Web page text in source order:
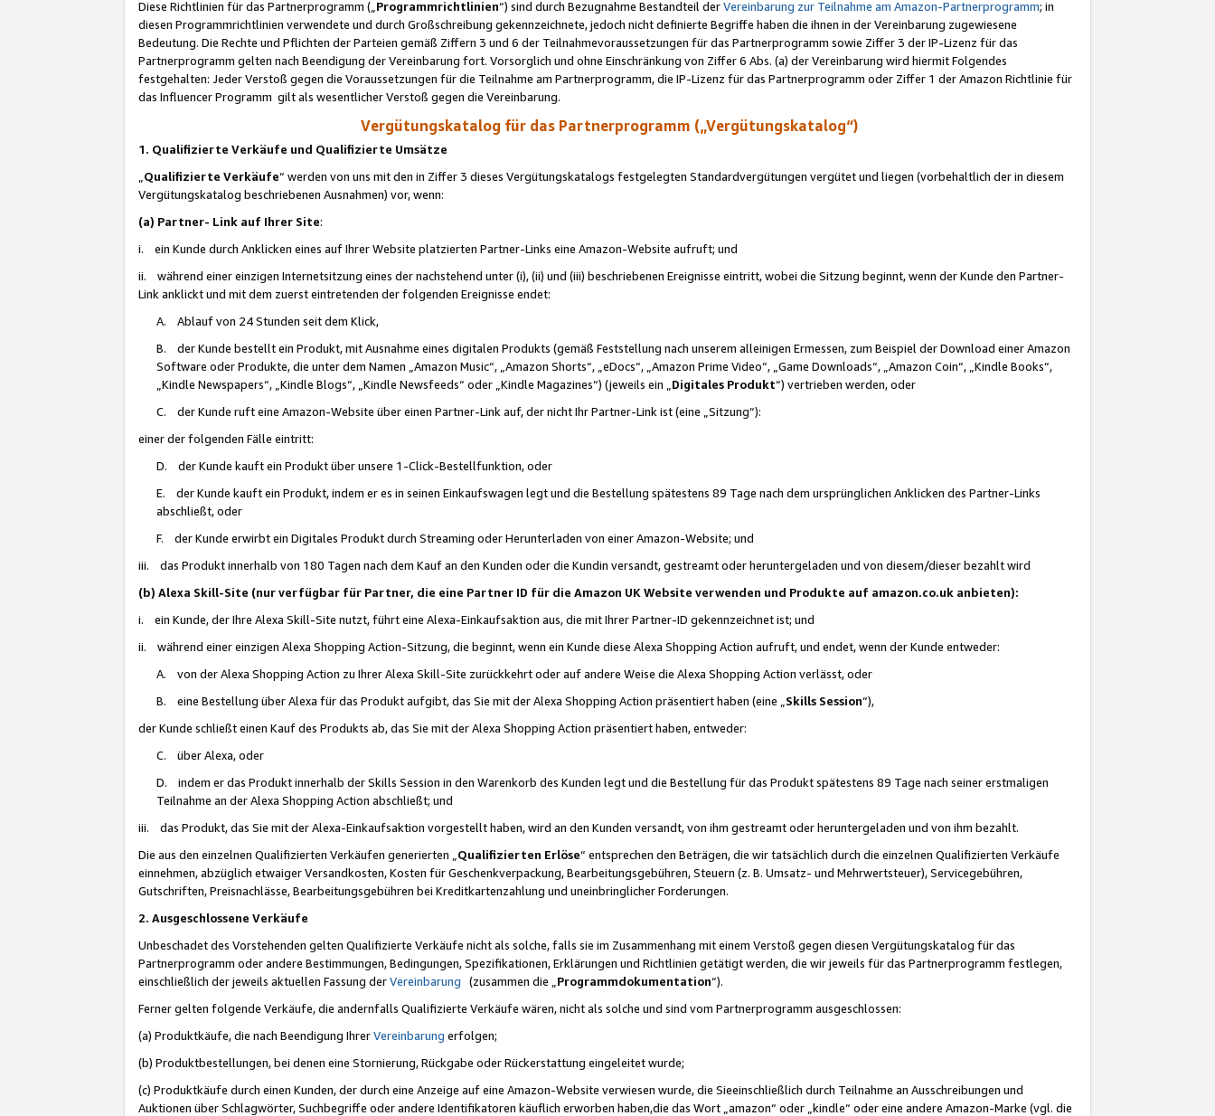
Diese Richtlinien für das Partnerprogramm („Programmrichtlinien“) sind durch Bezugnahme Bestandteil derVereinbarung zur Teilnahme am Amazon-Partnerprogramm; in
diesen Programmrichtlinien verwendete und durch Großschreibung gekennzeichnete, jedoch nicht definierte Begriffe haben die ihnen in der Vereinbarung zugewiesene
Bedeutung. Die Rechte und Pflichten der Parteien gemäß Ziffern 3 und 6 der Teilnahmevoraussetzungen für das Partnerprogramm sowie Ziffer 3 der IP-Lizenz für das
Partnerprogramm gelten nach Beendigung der Vereinbarung fort. Vorsorglich und ohne Einschränkung von Ziffer 6 Abs. (a) der Vereinbarung wird hiermit Folgendes
festgehalten: Jeder Verstoß gegen die Voraussetzungen für die Teilnahme am Partnerprogramm, die IP-Lizenz für das Partnerprogramm oder Ziffer 1 der Amazon Richtlinie für
das Influencer Programm gilt als wesentlicher Verstoß gegen die Vereinbarung.
Vergütungskatalog für das Partnerprogramm („Vergütungskatalog“)
1. Qualifizierte Verkäufe und Qualifizierte Umsätze
Qualifizierte Verkäufe“ werden von uns mit den in Ziffer 3 dieses Vergütungskatalogs festgelegten Standardvergütungen vergütet und liegen (vorbehaltlich der in diesem
Vergütungskatalog beschriebenen Ausnahmen) vor, wenn:
(a) Partner- Link auf Ihrer Site:
i. ein Kunde durch Anklicken eines auf Ihrer Website platzierten Partner-Links eine Amazon-Website aufruft; und
ii. während einer einzigen Internetsitzung eines der nachstehend unter (i), (ii) und (iii) beschriebenen Ereignisse eintritt, wobei die Sitzung beginnt, wenn der Kunde den Partner-
Link anklickt und mit dem zuerst eintretenden der folgenden Ereignisse endet:
A. Ablauf von 24 Stunden seit dem Klick,
B. der Kunde bestellt ein Produkt, mit Ausnahme eines digitalen Produkts (gemäß Feststellung nach unserem alleinigen Ermessen, zum Beispiel der Download einer Amazon
Software oder Produkte, die unter dem Namen „Amazon Music“, „Amazon Shorts“, „eDocs“, „Amazon Prime Video“, „Game Downloads“, „Amazon Coin“, „Kindle Books“,
„Kindle Newspapers“, „Kindle Blogs“, „Kindle Newsfeeds“ oder „Kindle Magazines“) (jeweils ein „ Digitales Produkt“) vertrieben werden, oder
C. der Kunde ruft eine Amazon-Website über einen Partner-Link auf, der nicht Ihr Partner-Link ist (eine „Sitzung“):
einer der folgenden Fälle eintritt:
D. der Kunde kauft ein Produkt über unsere 1-Click-Bestellfunktion, oder
E. der Kunde kauft ein Produkt, indem er es in seinen Einkaufswagen legt und die Bestellung spätestens 89 Tage nach dem ursprünglichen Anklicken des Partner-Links
abschließt, oder
F. der Kunde erwirbt ein Digitales Produkt durch Streaming oder Herunterladen von einer Amazon-Website; und
iii. das Produkt innerhalb von 180 Tagen nach dem Kauf an den Kunden oder die Kundin versandt, gestreamt oder heruntergeladen und von diesem/dieser bezahlt wird
(b) Alexa Skill-Site (nur verfügbar für Partner, die eine Partner ID für die Amazon UK Website verwenden und Produkte auf amazon.co.uk anbieten):
i. ein Kunde, der Ihre Alexa Skill-Site nutzt, führt eine Alexa-Einkaufsaktion aus, die mit Ihrer Partner-ID gekennzeichnet ist; und
ii. während einer einzigen Alexa Shopping Action-Sitzung, die beginnt, wenn ein Kunde diese Alexa Shopping Action aufruft, und endet, wenn der Kunde entweder:
A. von der Alexa Shopping Action zu Ihrer Alexa Skill-Site zurückkehrt oder auf andere Weise die Alexa Shopping Action verlässt, oder
B. eine Bestellung über Alexa für das Produkt aufgibt, das Sie mit der Alexa Shopping Action präsentiert haben (eine „ Skills Session“),
der Kunde schließt einen Kauf des Produkts ab, das Sie mit der Alexa Shopping Action präsentiert haben, entweder:
C. über Alexa, oder
D. indem er das Produkt innerhalb der Skills Session in den Warenkorb des Kunden legt und die Bestellung für das Produkt spätestens 89 Tage nach seiner erstmaligen
Teilnahme an der Alexa Shopping Action abschließt; und
iii. das Produkt, das Sie mit der Alexa-Einkaufsaktion vorgestellt haben, wird an den Kunden versandt, von ihm gestreamt oder heruntergeladen und von ihm bezahlt.
Die aus den einzelnen Qualifizierten Verkäufen generierten „ Qualifizierten Erlöse“ entsprechen den Beträgen, die wir tatsächlich durch die einzelnen Qualifizierten Verkäufe
einnehmen, abzüglich etwaiger Versandkosten, Kosten für Geschenkverpackung, Bearbeitungsgebühren, Steuern (z. B. Umsatz- und Mehrwertsteuer), Servicegebühren,
Gutschriften, Preisnachlässe, Bearbeitungsgebühren bei Kreditkartenzahlung und uneinbringlicher Forderungen.
2. Ausgeschlossene Verkäufe
Unbeschadet des Vorstehenden gelten Qualifizierte Verkäufe nicht als solche, falls sie im Zusammenhang mit einem Verstoß gegen diesen Vergütungskatalog für das
Partnerprogramm oder andere Bestimmungen, Bedingungen, Spezifikationen, Erklärungen und Richtlinien getätigt werden, die wir jeweils für das Partnerprogramm festlegen,
einschließlich der jeweils aktuellen Fassung derVereinbarung (zusammen die „ Programmdokumentation“).
Ferner gelten folgende Verkäufe, die andernfalls Qualifizierte Verkäufe wären, nicht als solche und sind vom Partnerprogramm ausgeschlossen:
(a) Produktkäufe, die nach Beendigung IhrerVereinbarung erfolgen;
(b) Produktbestellungen, bei denen eine Stornierung, Rückgabe oder Rückerstattung eingeleitet wurde;
(c) Produktkäufe durch einen Kunden, der durch eine Anzeige auf eine Amazon-Website verwiesen wurde, die Sieeinschließlich durch Teilnahme an Ausschreibungen und
Auktionen über Schlagwörter, Suchbegriffe oder andere Identifikatoren käuflich erworben haben,die das Wort „amazon“ oder „kindle“ oder eine andere Amazon-Marke (vgl. die